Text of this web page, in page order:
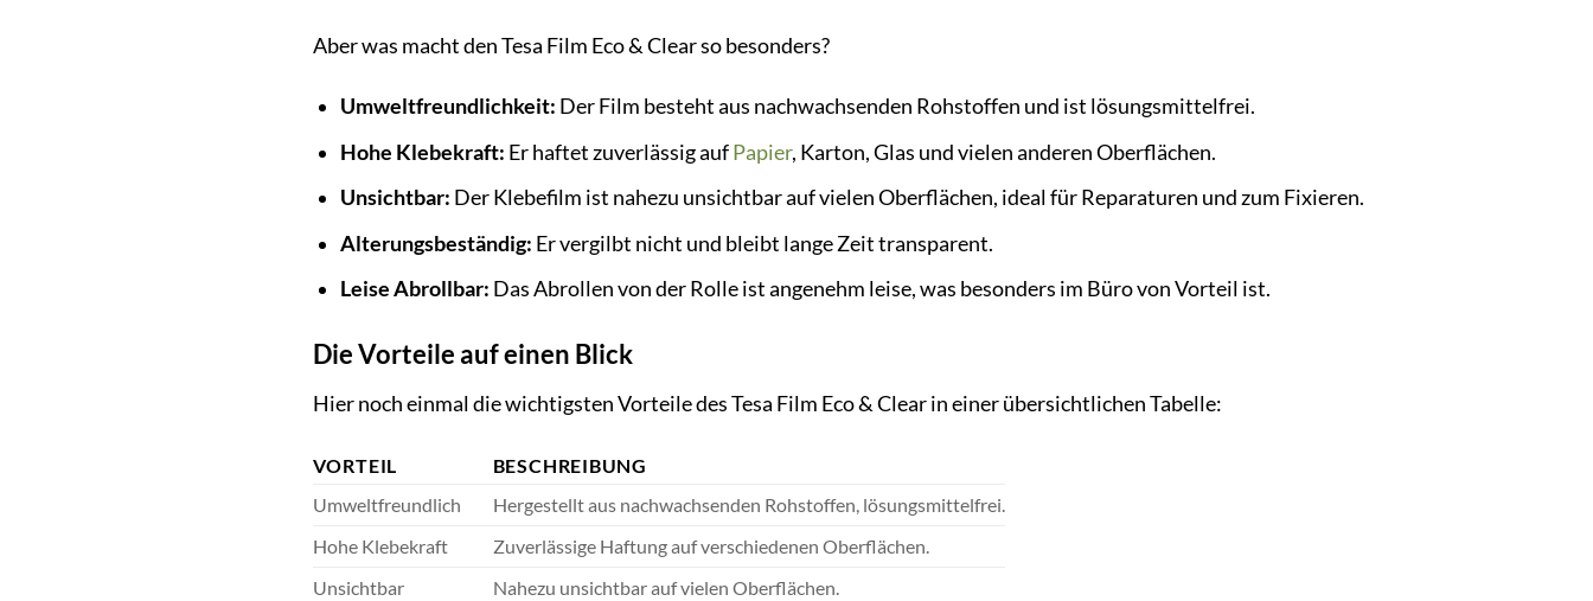
Aber was macht den Tesa Film Eco & Clear so besonders?
Umweltfreundlichkeit: Der Film besteht aus nachwachsenden Rohstoffen und ist lösungsmittelfrei.
Hohe Klebekraft: Er haftet zuverlässig aufPapier, Karton, Glas und vielen anderen Oberflächen.
Unsichtbar: Der Klebefilm ist nahezu unsichtbar auf vielen Oberflächen, ideal für Reparaturen und zum Fixieren.
Alterungsbeständig: Er vergilbt nicht und bleibt lange Zeit transparent.
Leise Abrollbar: Das Abrollen von der Rolle ist angenehm leise, was besonders im Büro von Vorteil ist.
Die Vorteile auf einen Blick
Hier noch einmal die wichtigsten Vorteile des Tesa Film Eco & Clear in einer übersichtlichen Tabelle:
VORTEIL
BESCHREIBUNG
Umweltfreundlich
Hergestellt aus nachwachsenden Rohstoffen, lösungsmittelfrei.
Hohe Klebekraft
Zuverlässige Haftung auf verschiedenen Oberflächen.
Unsichtbar
Nahezu unsichtbar auf vielen Oberflächen.